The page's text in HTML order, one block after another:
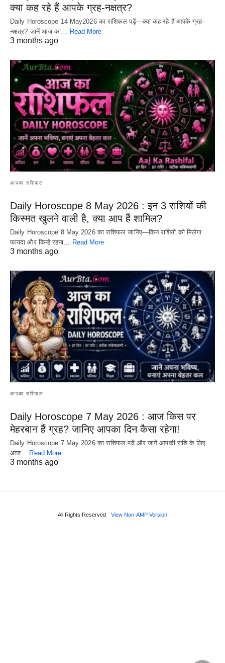
क्या कह रहे हैं आपके ग्रह-नक्षत्र?
Daily Horoscope 14 May2026 का राशिफल पढ़ें—क्या कह रहे हैं आपके ग्रह-
नक्षत्र? जानें आज का… Read More
3 months ago
आपका राशिफल
Daily Horoscope 8 May 2026 : इन 3 राशियों की
किस्मत खुलने वाली है, क्या आप हैं शामिल?
Daily Horoscope 8 May 2026 का राशिफल जानिए—किन राशियों को मिलेगा
फायदा और किन्हें रहना…
Read More
3 months ago
आपका राशिफल
Daily Horoscope 7 May 2026 : आज किस पर
मेहरबान हैं ग्रह? जानिए आपका दिन कैसा रहेगा!
Daily Horoscope 7 May 2026 का राशिफल पढ़ें और जानें आपकी राशि के लिए
आज… Read More
3 months ago
All Rights Reserved View Non-AMP Version